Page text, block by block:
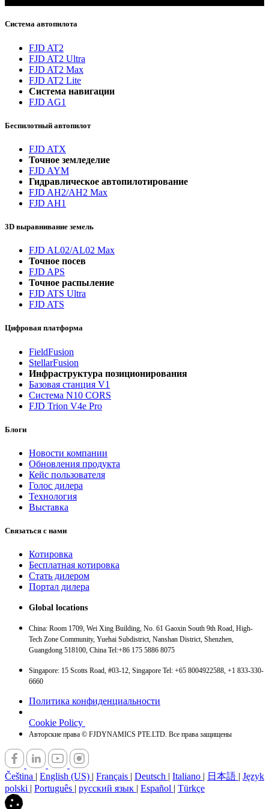
Система автопилота
FJD AT2
FJD AT2 Ultra
FJD AT2 Max
FJD AT2 Lite
Система навигации
FJD AG1
Беспилотный автопилот
FJD ATX
Точное земледелие
FJD AYM
Гидравлическое автопилотирование
FJD AH2/AH2 Max
FJD AH1
3D выравнивание земель
FJD AL02/AL02 Max
Точное посев
FJD APS
Точное распыление
FJD ATS Ultra
FJD ATS
Цифровая платформа
FieldFusion
StellarFusion
Инфраструктура позиционирования
Базовая станция V1
Система N10 CORS
FJD Trion V4e Pro
Блоги
Новости компании
Обновления продукта
Кейс пользователя
Голос дилера
Технология
Выставка
Связаться с нами
Котировка
Бесплатная котировка
Стать дилером
Портал дилера
Global locations
China: Room 1709, Wei Xing Building, No. 61 Gaoxin South 9th Road, High-
Tech Zone Community, Yuehai Subdistrict, Nanshan District, Shenzhen,
Guangdong 518100, China Tel:+86 175 5886 8075
Singapore: 15 Scotts Road, #03-12, Singapore Tel: +65 8004922588, +1 833-330-
6660
Политика конфиденциальности
Cookie Policy
Авторские права © FJDYNAMICS PTE.LTD. Все права защищены
Čeština | English (US) | Français | Deutsch | Italiano | 日本語 | Język
polski | Português | русский язык | Español | Türkçe